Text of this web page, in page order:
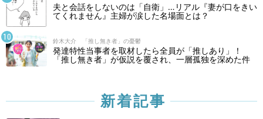
夫と会話をしないのは「自衛」…リアル『妻が口をきい
てくれません』主婦が涙した名場面とは？
鈴木大介 「推し無き者」の憂鬱
発達特性当事者を取材したら全員が「推しあり」！
「推し無き者」が仮説を覆され、一層孤独を深めた件
新着記事